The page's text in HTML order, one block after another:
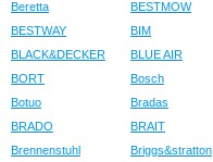
Beretta
BESTMOW
BESTWAY
BIM
BLACK&DECKER
BLUE AIR
BORT
Bosch
Botuo
Bradas
BRADO
BRAIT
Brennenstuhl
Briggs&stratton